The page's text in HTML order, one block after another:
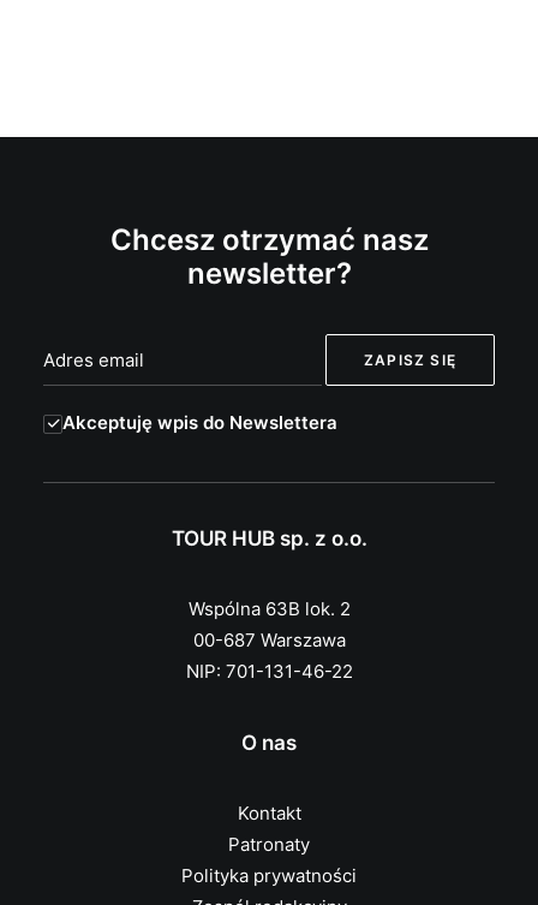
Chcesz otrzymać nasz
newsletter?
Akceptuję wpis do Newslettera
TOUR HUB sp. z o.o.
Wspólna 63B lok. 2
00-687 Warszawa
NIP: 701-131-46-22
O nas
Kontakt
Patronaty
Polityka prywatności